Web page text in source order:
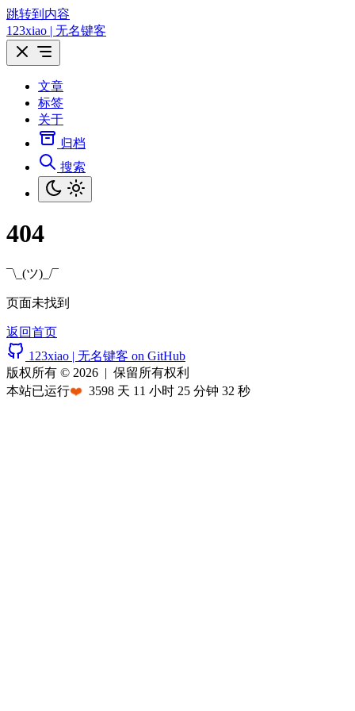
跳转到内容
123xiao | 无名键客
文章
标签
关于
归档
搜索
404
¯\_(ツ)_/¯
页面未找到
返回首页
123xiao | 无名键客 on GitHub
版权所有 © 2026 | 保留所有权利
本站已运行❤️ 3598 天 11 小时 25 分钟 32 秒